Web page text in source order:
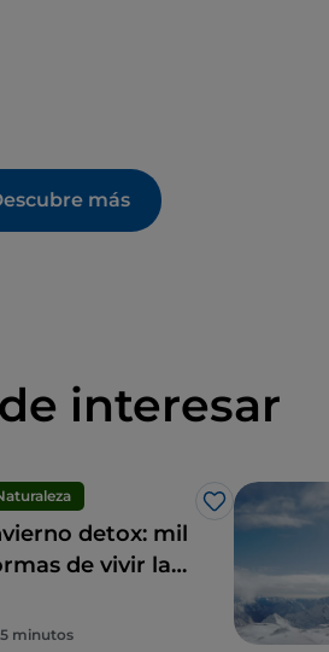
más
interesar
Me gusta
detox: mil
de vivir la
5 minutos